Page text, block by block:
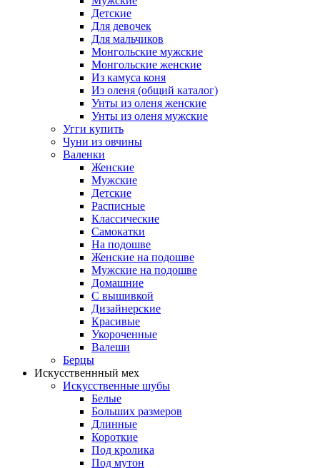
Детские
Для девочек
Для мальчиков
Монгольские мужские
Монгольские женские
Из камуса коня
Из оленя (общий каталог)
Унты из оленя женские
Унты из оленя мужские
Угги купить
Чуни из овчины
Валенки
Женские
Мужские
Детские
Расписные
Классические
Самокатки
На подошве
Женские на подошве
Мужские на подошве
Домашние
С вышивкой
Дизайнерские
Красивые
Укороченные
Валеши
Берцы
Искусственнный мех
Искусственные шубы
Белые
Больших размеров
Длинные
Короткие
Под кролика
Под мутон